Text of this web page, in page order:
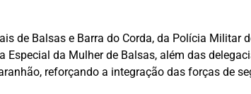
de Balsas e Barra do Corda, da Polícia Militar
da Mulher de Balsas, além das
reforçando a integração das forças de